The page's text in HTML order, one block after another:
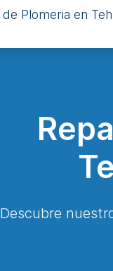
Descubre